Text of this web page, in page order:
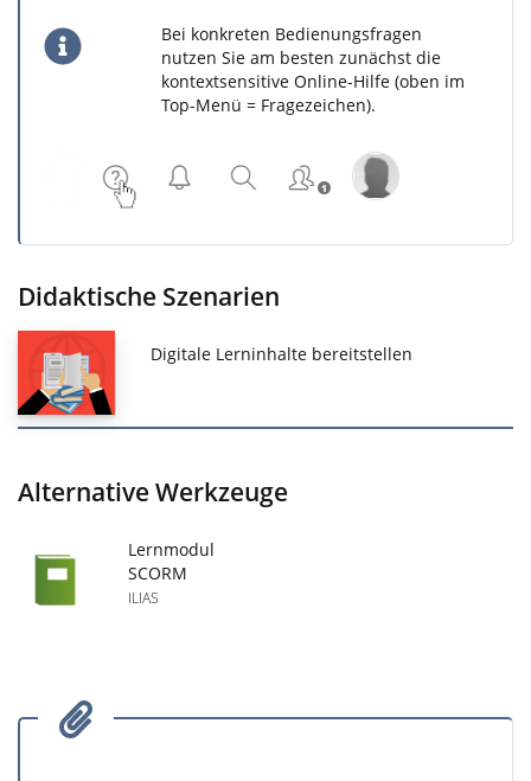
Bei konkreten Bedienungsfragen
nutzen Sie am besten zunächst die
kontextsensitive Online-Hilfe (oben im
Top-Menü = Fragezeichen).
Didaktische Szenarien
Digitale Lerninhalte bereitstellen
Alternative Werkzeuge
Lernmodul
SCORM
ILIAS